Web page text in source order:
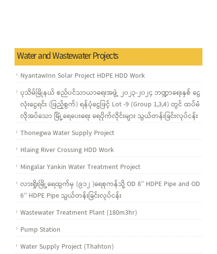
Water and Wastewater Projects
NyantawInn Solar Project HDPE HDD Work
ပုသိမ်မြိုနယ် စည်ပင်သာယာရေးအဖွဲ့ ၂၀၂၃-၂၀၂၄ ဘဏ္ဍာရေးနှစ် ငွေ
လုံးငွေရင်း (ဖြည့်စွက်) ရန်ပုံငွေဖြင့် Lot -9 (Group 1,3,4) တွင် ထပ်မံ
လိုအပ်သော မြိုံ့ရေပေးရေး ရေပိုက်လိုင်းများ သွယ်တန်းခြင်းလုပ်ငန်း
Thonegwa Water Supply Project
Hlaing River Crossing HDD Work
Mingalar Yankin Water Treatment Project
လားရှိုးမြို့ရေထွက်မှ (၉၁၂ )ရေစုကန်သို့ OD 8’’ HDPE Pipe and OD
6’’ HDPE Pipe သွယ်တန်းခြင်းလုပ်ငန်း
Wastewater Treatment Plant (180m3hr)
Pump Station
Water Supply Project (Thahton)